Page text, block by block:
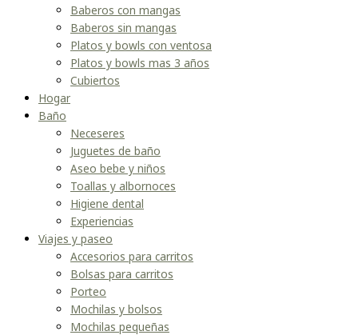
Baberos con mangas
Baberos sin mangas
Platos y bowls con ventosa
Platos y bowls mas 3 años
Cubiertos
Hogar
Baño
Neceseres
Juguetes de baño
Aseo bebe y niños
Toallas y albornoces
Higiene dental
Experiencias
Viajes y paseo
Accesorios para carritos
Bolsas para carritos
Porteo
Mochilas y bolsos
Mochilas pequeñas